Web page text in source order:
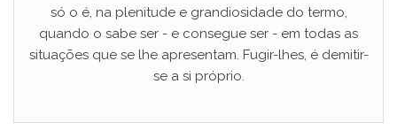
só o é, na plenitude e grandiosidade do termo,
quando o sabe ser - e consegue ser - em todas as
situações que se lhe apresentam. Fugir-lhes, é demitir-
se a si próprio.